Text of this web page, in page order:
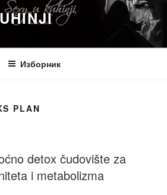
Изборник
PLAN
detox čudovište za
i metabolizma